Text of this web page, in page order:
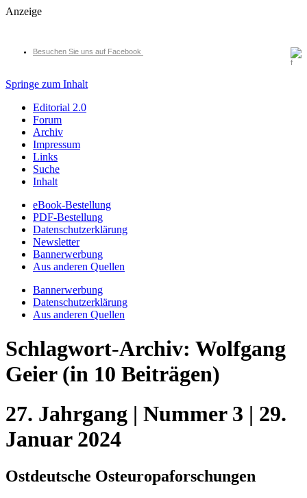
Anzeige
Besuchen Sie uns auf Facebook
Springe zum Inhalt
Editorial 2.0
Forum
Archiv
Impressum
Links
Suche
Inhalt
eBook-Bestellung
PDF-Bestellung
Datenschutzerklärung
Newsletter
Bannerwerbung
Aus anderen Quellen
Bannerwerbung
Datenschutzerklärung
Aus anderen Quellen
Schlagwort-Archiv: Wolfgang
Geier(in 10 Beiträgen)
27. Jahrgang | Nummer 3 | 29.
Januar 2024
Ostdeutsche Osteuropaforschungen